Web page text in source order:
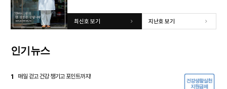
최신호 보기 지난호 보기
인기뉴스
1 매일 걷고 건강 챙기고 포인트까지!